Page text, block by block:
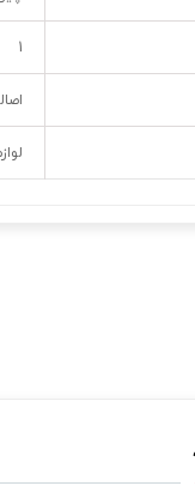
1